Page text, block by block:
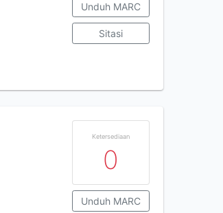
Unduh MARC
Sitasi
Ketersediaan
0
Unduh MARC